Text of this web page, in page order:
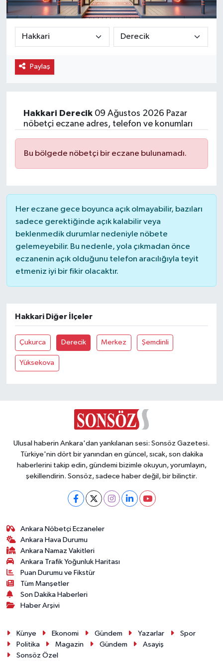
Paylaş
Hakkari Derecik09 Ağustos 2026 Pazar
nöbetçi eczane adres, telefon ve konumları
Bu bölgede nöbetçi bir eczane bulunamadı.
Her eczane gece boyunca açık olmayabilir, bazıları
sadece gerektiğinde açık kalabilir veya
beklenmedik durumlar nedeniyle nöbete
gelemeyebilir. Bu nedenle, yola çıkmadan önce
eczanenin açık olduğunu telefon aracılığıyla teyit
etmeniz iyi bir fikir olacaktır.
Hakkari Diğer İlçeler
Çukurca Derecik Merkez Şemdinli
Yüksekova
Ulusal haberin Ankara'dan yankılanan sesi: Sonsöz Gazetesi.
Türkiye'nin dört bir yanından en güncel, sıcak, son dakika
haberlerini takip edin, gündemi bizimle okuyun, yorumlayın,
şekillendirin. Sonsöz, sadece haber değil, bir bilinçtir.
Ankara Nöbetçi Eczaneler
Ankara Hava Durumu
Ankara Namaz Vakitleri
Ankara Trafik Yoğunluk Haritası
Puan Durumu ve Fikstür
Tüm Manşetler
Son Dakika Haberleri
Haber Arşivi
Künye Ekonomi Gündem Yazarlar
Spor
Politika
Magazin Gündem
Asayiş
Sonsöz Özel
Ekonomi
Emlak
Gurme
İlçe Haberleri
Keşfet
Kültür & Sanat
Magazin
Resmi İlanlar
Seri İlan
Siyaset
Sokak Hayvanlarını Sahiplendirme
Yaşam